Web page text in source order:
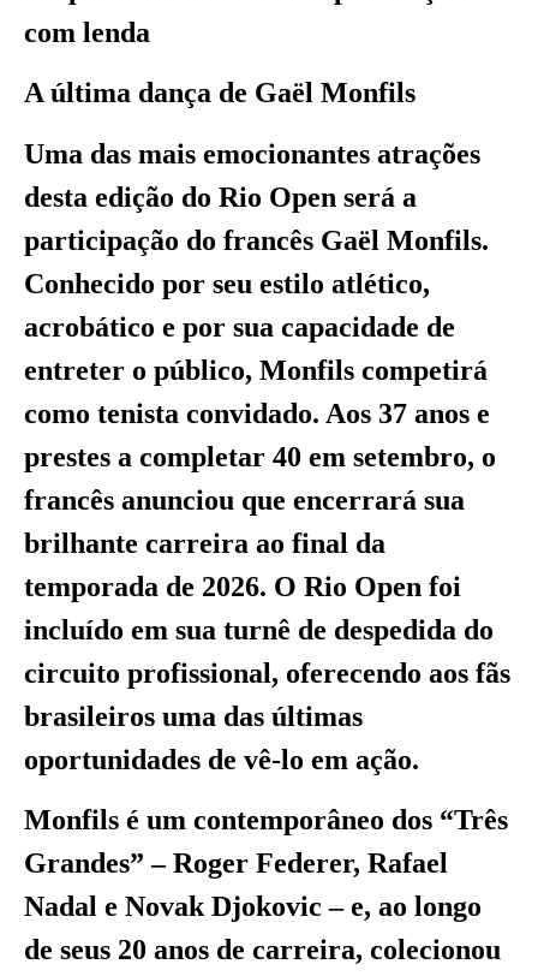
com lenda
A última dança de Gaël Monfils
Uma das mais emocionantes atrações
desta edição do Rio Open será a
participação do francês Gaël Monfils.
Conhecido por seu estilo atlético,
acrobático e por sua capacidade de
entreter o público, Monfils competirá
como tenista convidado. Aos 37 anos e
prestes a completar 40 em setembro, o
francês anunciou que encerrará sua
brilhante carreira ao final da
temporada de 2026. O Rio Open foi
incluído em sua turnê de despedida do
circuito profissional, oferecendo aos fãs
brasileiros uma das últimas
oportunidades de vê-lo em ação.
Monfils é um contemporâneo dos “Três
Grandes” – Roger Federer, Rafael
Nadal e Novak Djokovic – e, ao longo
de seus 20 anos de carreira, colecionou